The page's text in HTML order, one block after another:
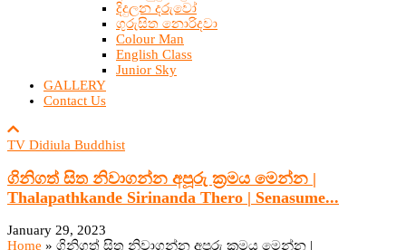
දිදුලන දරුවෝ
ගුරුසිත නොරිදවා
Colour Man
English Class
Junior Sky
GALLERY
Contact Us
TV Didiula Buddhist
ගිනිගත් සිත නිවාගන්න අපූරු ක්‍රමය මෙන්න |
Thalapathkande Sirinanda Thero | Senasume...
January 29, 2023
Home » ගිනිගත් සිත නිවාගන්න අපූරු ක්‍රමය මෙන්න |